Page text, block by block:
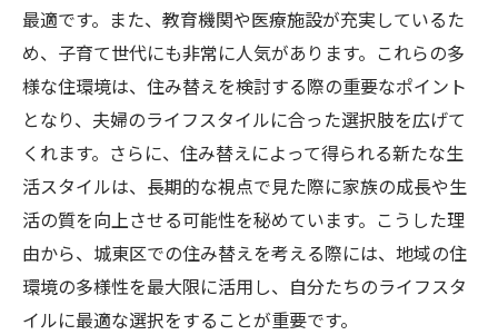
城東区の特性を活かした住み替え
市場分析と地域の将来性
地域の人々との関係構築
住み替え成功のための準備
地域の魅力を最大限に引き出す方法
城東区の住み替えで長期的価値を見極める方法
物件の未来価値を考える視点
城東区の不動産市場動向
インフラ整備計画の確認
最適です。また、教育機関や医療施設が充実しているた
め、子育て世代にも非常に人気があります。これらの多
様な住環境は、住み替えを検討する際の重要なポイント
となり、夫婦のライフスタイルに合った選択肢を広げて
くれます。さらに、住み替えによって得られる新たな生
活スタイルは、長期的な視点で見た際に家族の成長や生
活の質を向上させる可能性を秘めています。こうした理
由から、城東区での住み替えを考える際には、地域の住
環境の多様性を最大限に活用し、自分たちのライフスタ
イルに最適な選択をすることが重要です。